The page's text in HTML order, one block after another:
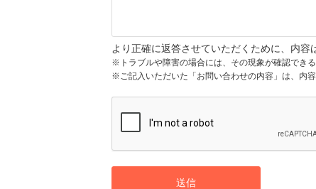
より正確に返答させていただくために、内容
※トラブルや障害の場合には、その現象が確認でき
※ご記入いただいた「お問い合わせの内容」は、内
送信